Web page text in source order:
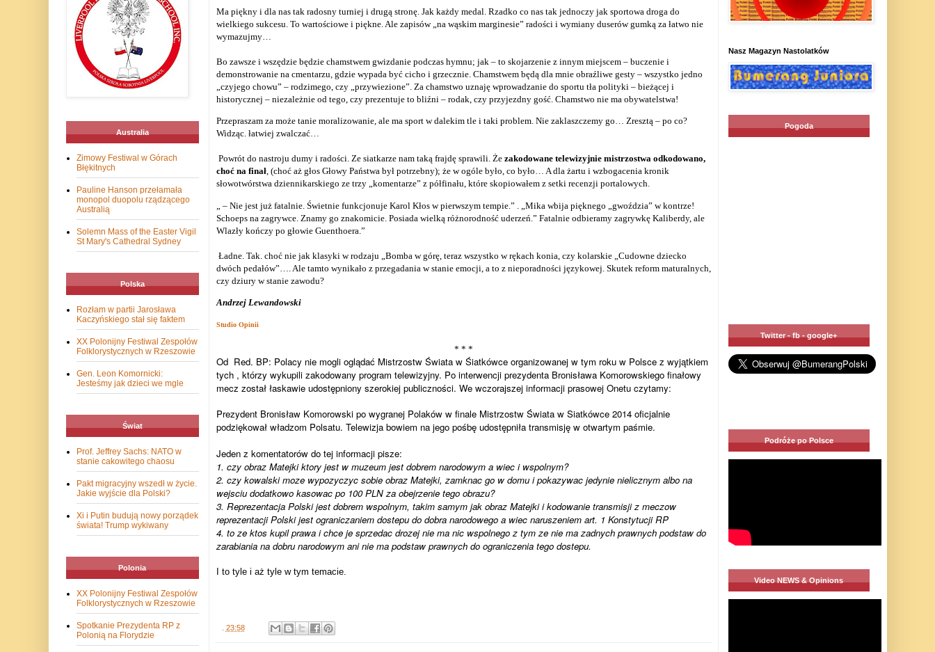
Ma piękny i dla nas tak radosny turniej i drugą stronę. Jak każdy medal. Rzadko co nas tak jednoczy jak sportowa droga do
wielkiego sukcesu. To wartościowe i piękne. Ale zapisów „na wąskim marginesie” radości i wymiany duserów gumką za łatwo nie
wymazujmy…
Bo zawsze i wszędzie będzie chamstwem gwizdanie podczas hymnu; jak – to skojarzenie z innym miejscem – buczenie i
demonstrowanie na cmentarzu, gdzie wypada być cicho i grzecznie. Chamstwem będą dla mnie obraźliwe gesty – wszystko jedno
„czyjego chowu” – rodzimego, czy „przywiezione”. Za chamstwo uznaję wprowadzanie do sportu tła polityki – bieżącej i
historycznej – niezależnie od tego, czy prezentuje to bliźni – rodak, czy przyjezdny gość. Chamstwo nie ma obywatelstwa!
Przepraszam za może tanie moralizowanie, ale ma sport w dalekim tle i taki problem. Nie zaklaszczemy go… Zresztą – po co?
Widząc. łatwiej zwalczać…
Powrót do nastroju dumy i radości. Ze siatkarze nam taką frajdę sprawili. Że zakodowane telewizyjnie mistrzostwa odkodowano,
choć na finał, (choć aż głos Głowy Państwa był potrzebny); że w ogóle było, co było… A dla żartu i wzbogacenia kronik
słowotwórstwa dziennikarskiego ze trzy „komentarze” z półfinału, które skopiowałem z setki recenzji portalowych.
„ – Nie jest już fatalnie. Świetnie funkcjonuje Karol Kłos w pierwszym tempie.” . „Mika wbija pięknego „gwoździa” w kontrze!
Schoeps na zagrywce. Znamy go znakomicie. Posiada wielką różnorodność uderzeń.” Fatalnie odbieramy zagrywkę Kaliberdy, ale
Wlazły kończy po głowie Guenthoera.”
Ładne. Tak. choć nie jak klasyki w rodzaju „Bomba w górę, teraz wszystko w rękach konia, czy kolarskie „Cudowne dziecko
dwóch pedałów”…. Ale tamto wynikało z przegadania w stanie emocji, a to z nieporadności językowej. Skutek reform maturalnych,
czy dziury w stanie zawodu?
Andrzej Lewandowski
Studio Opinii
* * *
Od Red. BP: Polacy nie mogli oglądać Mistrzostw Świata w Śiatkówce organizowanej w tym roku w Polsce z wyjątkiem
tych , którzy wykupili zakodowany program telewizyjny. Po interwencji prezydenta Bronisława Komorowskiego finałowy
mecz został łaskawie udostępniony szerokiej publiczności. We wczorajszej informacji prasowej Onetu czytamy:
Prezydent Bronisław Komorowski po wygranej Polaków w finale Mistrzostw Świata w Siatkówce 2014 oficjalnie
podziękował władzom Polsatu. Telewizja bowiem na jego pośbę udostępniła transmisję w otwartym paśmie.
Jeden z komentatorów do tej informacji pisze:
1. czy obraz Matejki ktory jest w muzeum jest dobrem narodowym a wiec i wspolnym?
2. czy kowalski moze wypozyczyc sobie obraz Matejki, zamknac go w domu i pokazywac jedynie nielicznym albo na
wejsciu dodatkowo kasowac po 100 PLN za obejrzenie tego obrazu?
3. Reprezentacja Polski jest dobrem wspolnym, takim samym jak obraz Matejki i kodowanie transmisji z meczow
reprezentacji Polski jest ograniczaniem dostepu do dobra narodowego a wiec naruszeniem art. 1 Konstytucji RP
4. to ze ktos kupil prawa i chce je sprzedac drozej nie ma nic wspolnego z tym ze nie ma zadnych prawnych podstaw do
zarabiania na dobru narodowym ani nie ma podstaw prawnych do ograniczenia tego dostepu.
I to tyle i aż tyle w tym temacie.
23:58
Australia
Zimowy Festiwal w Górach
Błękitnych
Pauline Hanson przełamała
monopol duopolu rządzącego
Australią
Solemn Mass of the Easter Vigil
St Mary's Cathedral Sydney
Polska
Rozłam w partii Jarosława
Kaczyńskiego stał się faktem
XX Polonijny Festiwal Zespołów
Folklorystycznych w Rzeszowie
Gen. Leon Komornicki:
Jesteśmy jak dzieci we mgle
Świat
Prof. Jeffrey Sachs: NATO w
stanie cakowitego chaosu
Pakt migracyjny wszedł w życie.
Jakie wyjście dla Polski?
Xi i Putin budują nowy porządek
świata! Trump wykiwany
Polonia
XX Polonijny Festiwal Zespołów
Folklorystycznych w Rzeszowie
Spotkanie Prezydenta RP z
Polonią na Florydzie
Nasz Magazyn Nastolatków
Pogoda
Twitter - fb - google+
Podróże po Polsce
Video NEWS & Opinions